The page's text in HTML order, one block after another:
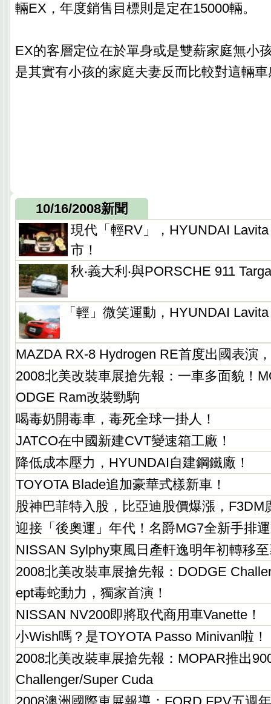
輛EX，年度銷售目標則是定在15000輛。
EX的客層定位在於單身或是雙薪家庭無小
是其實有小孩的家庭夫妻反而比較對這輛
10/16/2008新聞
現代「輕RV」，HYUNDAI
市！
秋‧義大利‧與PORSCHE 911
「輕」微笑運動，HYUNDAI
MAZDA RX-8 Hydrogen RE首度出國表演
2008北美改裝車展搶先報：一車多面貌！
ODGE Ram改裝勁駒
喝毒奶開毒車，毒死全球一掛人！
JATCO在中國新建CVT變速箱工廠！
降低成本壓力，HYUNDAI自建鋼鐵廠！
TOYOTA Blade追加豪華式樣新車！
股神巴菲特入股，比亞迪股價爆漲，F3DM
迎接「後奧運」年代！名爵MG7全新手排
NISSAN Sylphy東風日產軒逸明年初轉移
2008北美改裝車展搶先報：DODGE
ept毒蛇動力，獨家首演！
NISSAN NV200即將取代商用車Vanette！
小Wish嗎？是TOYOTA Passo Minivan啦！
2008北美改裝車展搶先報：MOPAR推出
Challenger/Super Cuda